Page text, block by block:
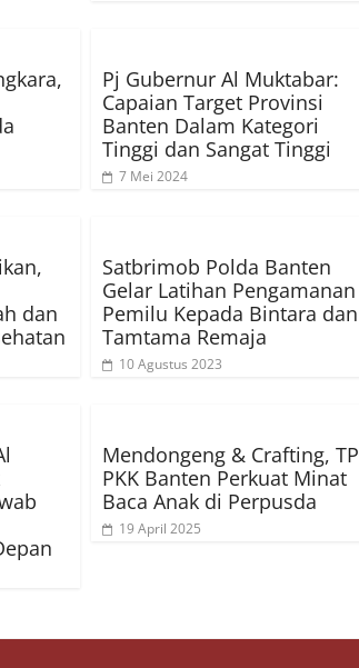
Pj Gubernur Al Muktabar:
Capaian Target Provinsi
Banten Dalam Kategori
Tinggi dan Sangat Tinggi
7 Mei 2024
dan
Satbrimob Polda Banten
Gelar Latihan Pengamanan
Pemilu Kepada Bintara dan
Tamtama Remaja
10 Agustus 2023
Mendongeng & Crafting, TP
PKK Banten Perkuat Minat
Baca Anak di Perpusda
19 April 2025